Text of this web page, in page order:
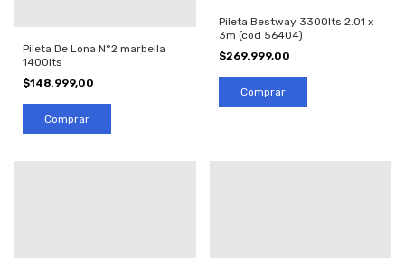
Pileta De Lona N°2 marbella
1400lts
$148.999,00
Pileta Bestway 3300lts 2.01 x
3m (cod 56404)
$269.999,00